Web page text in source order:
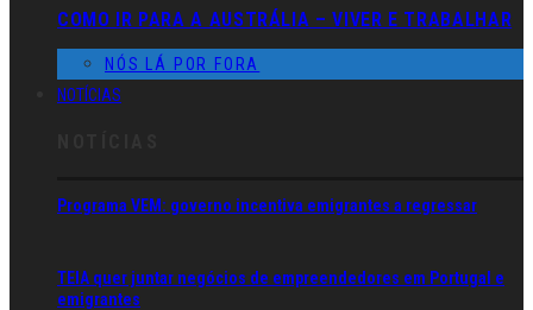
COMO IR PARA A AUSTRÁLIA – VIVER E TRABALHAR
NÓS LÁ POR FORA
NOTÍCIAS
Programa VEM: governo incentiva emigrantes a regressar
TEIA quer juntar negócios de empreendedores em Portugal e
emigrantes